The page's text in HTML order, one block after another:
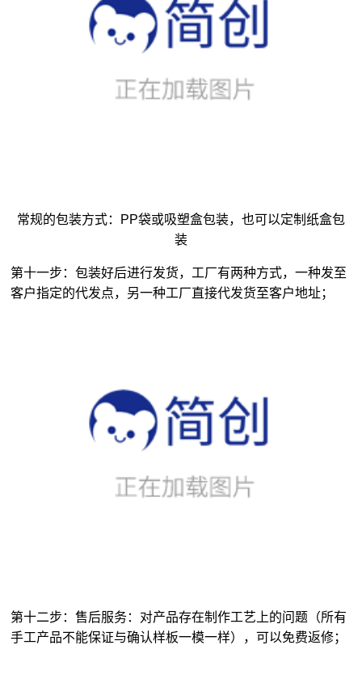
常规的包装方式：PP袋或吸塑盒包装，也可以定制纸盒包
装
第十一步：包装好后进行发货，工厂有两种方式，一种发至
客户指定的代发点，另一种工厂直接代发货至客户地址；
第十二步：售后服务：对产品存在制作工艺上的问题（所有
手工产品不能保证与确认样板一模一样），可以免费返修；